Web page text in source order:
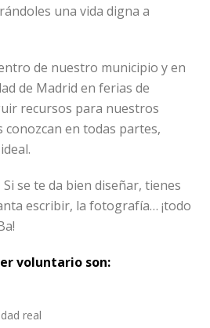
una vida digna a
de nuestro municipio y en
de Madrid en ferias de
recursos para nuestros
conozcan en todas partes,
Si se te da bien diseñar, tienes
escribir, la fotografía… ¡todo
voluntario son:
real